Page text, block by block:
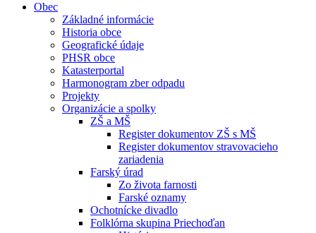
Obec
Základné informácie
Historia obce
Geografické údaje
PHSR obce
Katasterportal
Harmonogram zber odpadu
Projekty
Organizácie a spolky
ZŠ a MŠ
Register dokumentov ZŠ s MŠ
Register dokumentov stravovacieho
zariadenia
Farský úrad
Zo života farnosti
Farské oznamy
Ochotnícke divadlo
Folklórna skupina Priechoďan